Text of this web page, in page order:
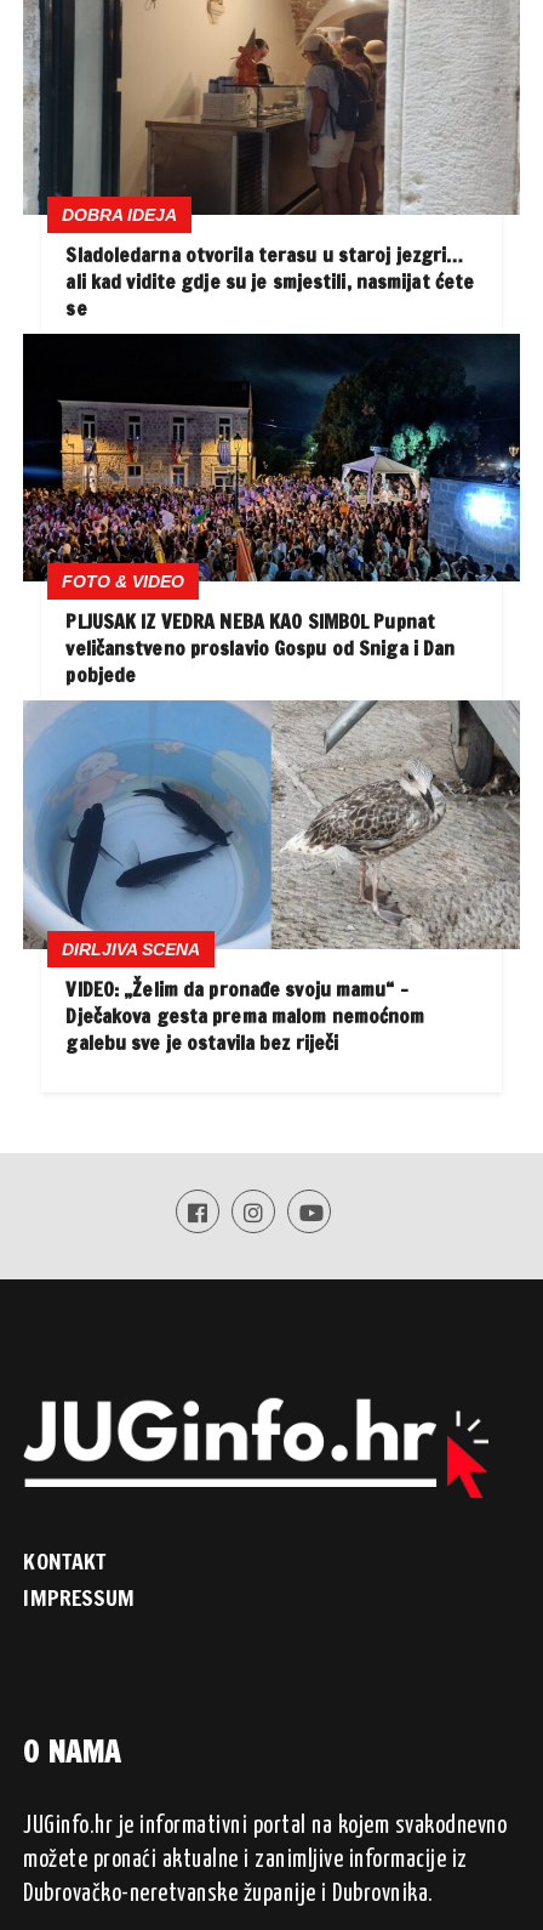
DOBRA IDEJA
Sladoledarna otvorila terasu u staroj jezgri…
ali kad vidite gdje su je smjestili, nasmijat ćete
se
FOTO & VIDEO
PLJUSAK IZ VEDRA NEBA KAO SIMBOL Pupnat
veličanstveno proslavio Gospu od Sniga i Dan
pobjede
DIRLJIVA SCENA
VIDEO: „Želim da pronađe svoju mamu“ –
Dječakova gesta prema malom nemoćnom
galebu sve je ostavila bez riječi
KONTAKT
IMPRESSUM
O NAMA
JUGinfo.hr je informativni portal na kojem svakodnevno
možete pronaći aktualne i zanimljive informacije iz
Dubrovačko-neretvanske županije i Dubrovnika.